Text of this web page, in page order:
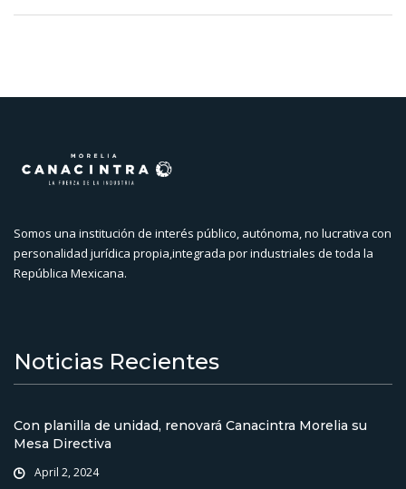
Somos una institución de interés público, autónoma, no lucrativa con
personalidad jurídica propia,integrada por industriales de toda la
República Mexicana.
Noticias Recientes
Con planilla de unidad, renovará Canacintra Morelia su
Mesa Directiva
April 2, 2024